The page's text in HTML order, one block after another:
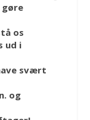
gøre
os
ud i
svært
og